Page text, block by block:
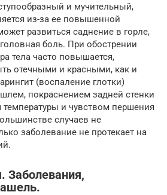
и мучительный,
из-за ее повышенной
развиться саднение в горле,
боль. При обострении
тела часто повышается,
отечными и красными, как и
(воспаление глотки)
покраснением задней стенки
и чувством першения
случаев не
заболевание не протекает на
Заболевания,